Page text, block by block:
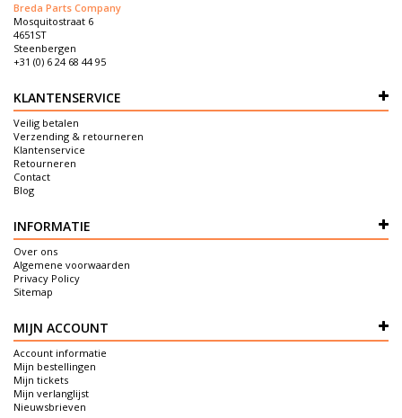
Breda Parts Company
Mosquitostraat 6
4651ST
Steenbergen
+31 (0) 6 24 68 44 95
KLANTENSERVICE
Veilig betalen
Verzending & retourneren
Klantenservice
Retourneren
Contact
Blog
INFORMATIE
Over ons
Algemene voorwaarden
Privacy Policy
Sitemap
MIJN ACCOUNT
Account informatie
Mijn bestellingen
Mijn tickets
Mijn verlanglijst
Nieuwsbrieven